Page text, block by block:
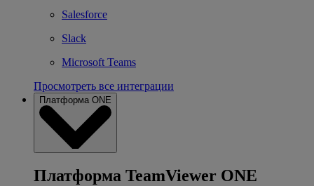
Salesforce
Slack
Microsoft Teams
Просмотреть все интеграции
Платформа ONE
Платформа TeamViewer ONE